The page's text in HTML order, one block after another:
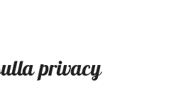
privacy